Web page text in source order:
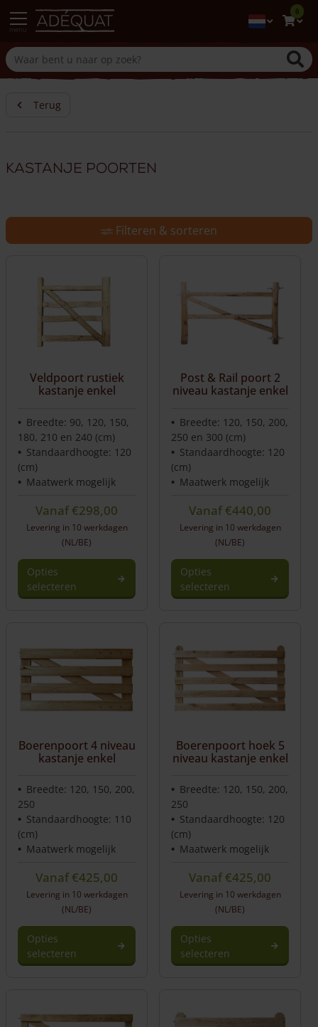
0
Terug
Kastanje poorten
Filteren & sorteren
Veldpoort rustiek
kastanje enkel
Breedte: 90, 120, 150,
180, 210 en 240 (cm)
Standaardhoogte: 120
(cm)
Maatwerk mogelijk
Vanaf€298,00
Levering in 10 werkdagen
(NL/BE)
Opties
selecteren
Post & Rail poort 2
niveau kastanje enkel
Breedte: 120, 150, 200,
250 en 300 (cm)
Standaardhoogte: 120
(cm)
Maatwerk mogelijk
Vanaf€440,00
Levering in 10 werkdagen
(NL/BE)
Opties
selecteren
Boerenpoort 4 niveau
kastanje enkel
Breedte: 120, 150, 200,
250
Standaardhoogte: 110
(cm)
Maatwerk mogelijk
Vanaf€425,00
Levering in 10 werkdagen
(NL/BE)
Opties
selecteren
Boerenpoort hoek 5
niveau kastanje enkel
Breedte: 120, 150, 200,
250
Standaardhoogte: 120
(cm)
Maatwerk mogelijk
Vanaf€425,00
Levering in 10 werkdagen
(NL/BE)
Opties
selecteren